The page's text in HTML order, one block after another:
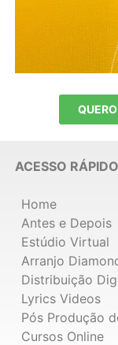
ACESSO RÁPIDO
Home
Antes e Depois
Estúdio Virtual
Arranjo
Distribuição
Lyrics Videos
Pós Produção
Cursos Online